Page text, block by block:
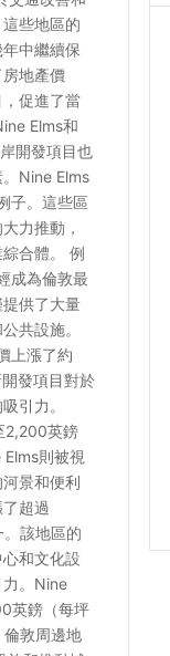
些地區的
中繼續保
地產價
促進了當
Elms和
開發項目也
Nine Elms
子。這些區
力推動，
合體。 例
成為倫敦最
供了大量
共設施。
上漲了約
發項目對於
引力。
2,200英鎊
則被視
景和便利
超過
該地區的
和文化設
力。Nine
英鎊（每坪
敦周邊地